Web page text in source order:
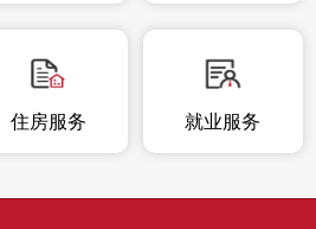
住房服务 就业服务